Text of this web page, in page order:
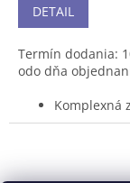
DETAIL
Termín dodania:
odo dňa
Komplexná
voľných
Dlhodobé